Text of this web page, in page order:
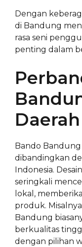
Dengan
di Bandung
rasa seni
penting dalam
Bando
dibandingkan
Indonesia.
seringkali
lokal,
produk.
Bandung
berkualitas
dengan pilihan